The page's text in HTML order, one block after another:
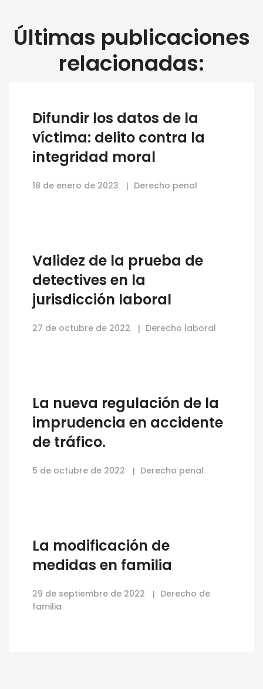
Últimas publicaciones
relacionadas:
Difundir los datos de la
víctima: delito contra la
integridad moral
18 de enero de 2023 Derecho penal
Validez de la prueba de
detectives en la
jurisdicción laboral
27 de octubre de 2022 Derecho laboral
La nueva regulación de la
imprudencia en accidente
de tráfico.
5 de octubre de 2022 Derecho penal
La modificación de
medidas en familia
29 de septiembre de 2022
Derecho de
familia